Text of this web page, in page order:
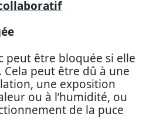
peut être bloquée si elle
peut être dû à une
une exposition
ou à l’humidité, ou
de la puce